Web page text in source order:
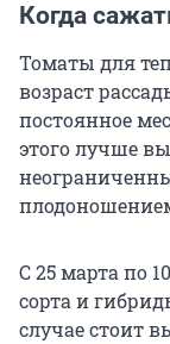
Когда
Томаты для
возраст
постоянное
этого лучше
С 25 марта по
сорта и
случае стоит